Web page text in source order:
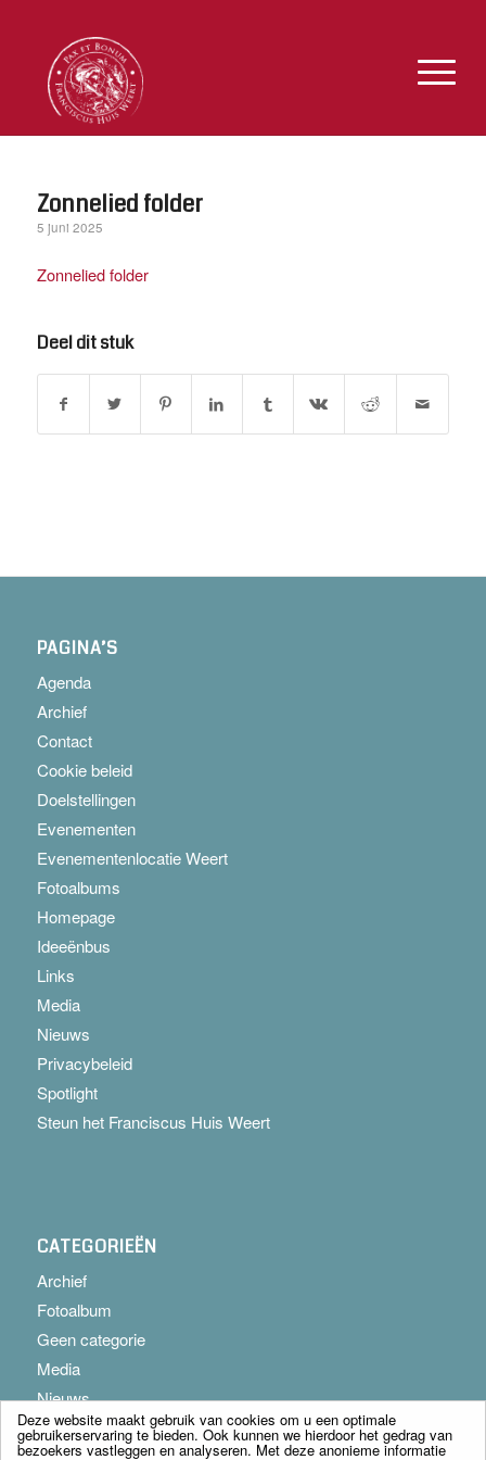
Zonnelied folder
5 juni 2025
Zonnelied folder
Deel dit stuk
PAGINA’S
Agenda
Archief
Contact
Cookie beleid
Doelstellingen
Evenementen
Evenementenlocatie Weert
Fotoalbums
Homepage
Ideeënbus
Links
Media
Nieuws
Privacybeleid
Spotlight
Steun het Franciscus Huis Weert
CATEGORIEËN
Archief
Fotoalbum
Geen categorie
Media
Nieuws
Deze website maakt gebruik van cookies om u een optimale
gebruikerservaring te bieden. Ook kunnen we hierdoor het gedrag van
bezoekers vastleggen en analyseren. Met deze anonieme informatie